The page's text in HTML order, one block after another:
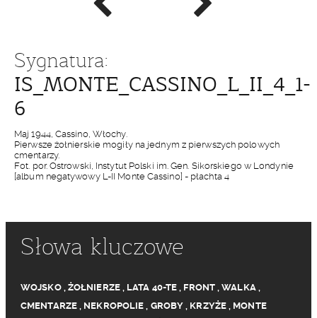
zdjęcie
zdjęcie
Sygnatura:
IS_MONTE_CASSINO_L_II_4_1-
6
Maj 1944, Cassino, Włochy.
Pierwsze żołnierskie mogiły na jednym z pierwszych polowych
cmentarzy.
Fot. por. Ostrowski, Instytut Polski im. Gen. Sikorskiego w Londynie
[album negatywowy L-II Monte Cassino] - płachta 4
Słowa kluczowe
WOJSKO, ŻOŁNIERZE, LATA 40-TE , FRONT,WALKA,
CMENTARZE, NEKROPOLIE , GROBY , KRZYŻE, MONTE